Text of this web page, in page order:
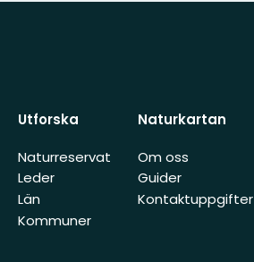
Utforska
Naturreservat
Leder
Län
Kommuner
Naturkartan
Om oss
Guider
Kontaktuppgifter